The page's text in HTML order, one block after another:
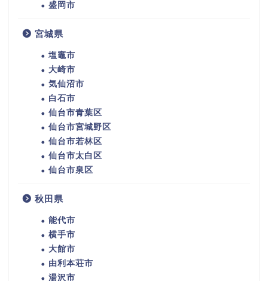
盛岡市
宮城県
塩竈市
大崎市
気仙沼市
白石市
仙台市青葉区
仙台市宮城野区
仙台市若林区
仙台市太白区
仙台市泉区
秋田県
能代市
横手市
大館市
由利本荘市
湯沢市